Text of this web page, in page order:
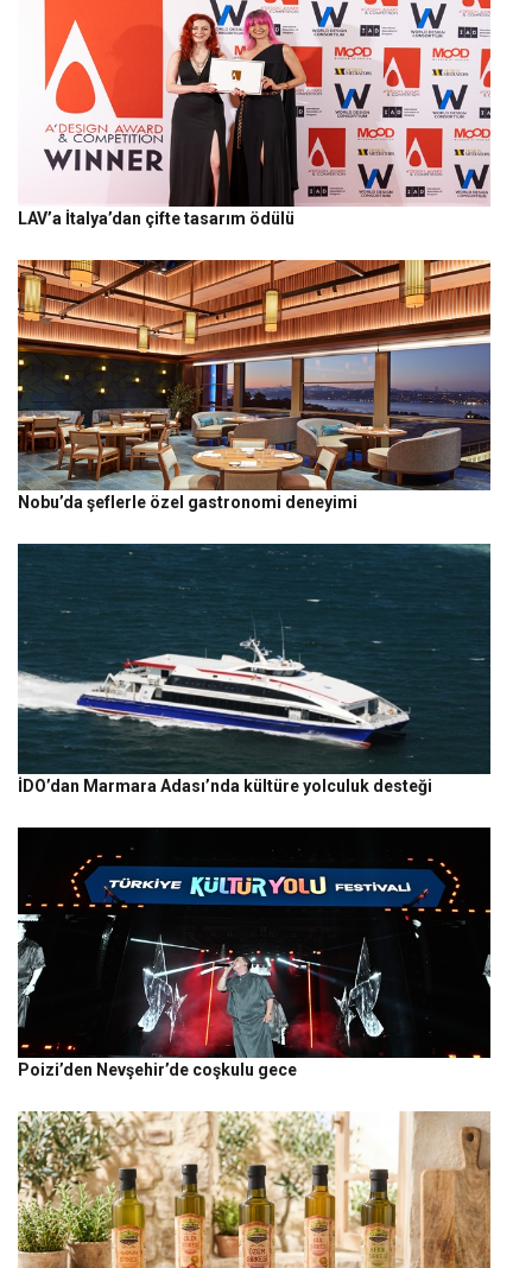
LAV’a İtalya’dan çifte tasarım ödülü
Nobu’da şeflerle özel gastronomi deneyimi
İDO’dan Marmara Adası’nda kültüre yolculuk desteği
Poizi’den Nevşehir’de coşkulu gece